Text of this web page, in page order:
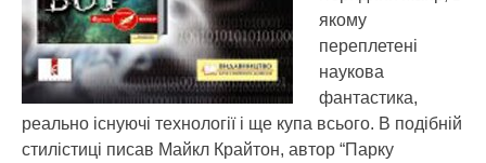
якому
переплетені
наукова
фантастика,
реально існуючі технології і ще купа всього. В подібній
стилістиці писав Майкл Крайтон, автор “Парку